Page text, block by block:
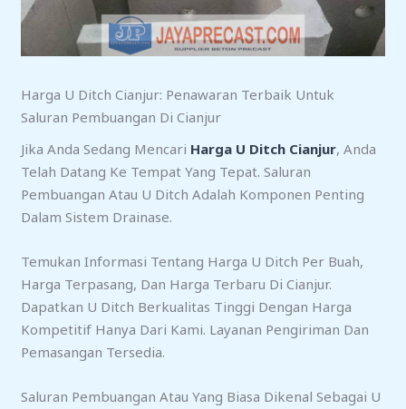
Harga U Ditch Cianjur: Penawaran Terbaik Untuk
Saluran Pembuangan Di Cianjur
Jika Anda Sedang Mencari Harga U Ditch Cianjur, Anda
Telah Datang Ke Tempat Yang Tepat. Saluran
Pembuangan Atau U Ditch Adalah Komponen Penting
Dalam Sistem Drainase.
Temukan Informasi Tentang Harga U Ditch Per Buah,
Harga Terpasang, Dan Harga Terbaru Di Cianjur.
Dapatkan U Ditch Berkualitas Tinggi Dengan Harga
Kompetitif Hanya Dari Kami. Layanan Pengiriman Dan
Pemasangan Tersedia.
Saluran Pembuangan Atau Yang Biasa Dikenal Sebagai U